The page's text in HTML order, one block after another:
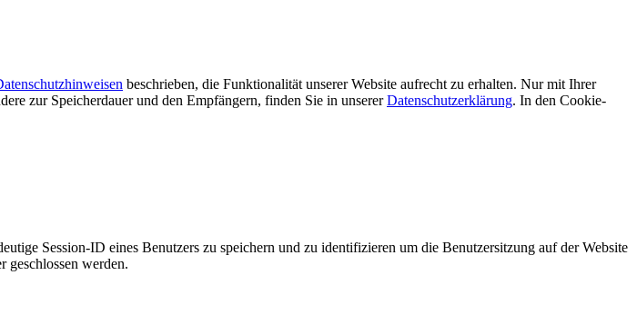
beschrieben, die Funktionalität unserer Website aufrecht zu erhalten. Nur mit Ihrer
zur Speicherdauer und den Empfängern, finden Sie in unsererDatenschutzerklärung. In den Cookie-
Session-ID eines Benutzers zu speichern und zu identifizieren um die Benutzersitzung auf der Website
geschlossen werden.